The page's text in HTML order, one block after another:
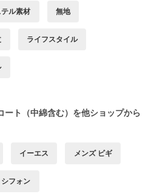
ル素材 無地
ライフスタイル
ート（中綿含む）を他ショップから
イーエス メンズ ビギ
シフォン